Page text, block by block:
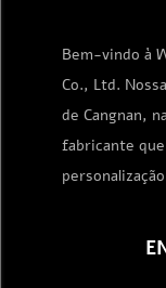
Bem-vindo à
Co., Ltd.
de Cangnan,
fabricante